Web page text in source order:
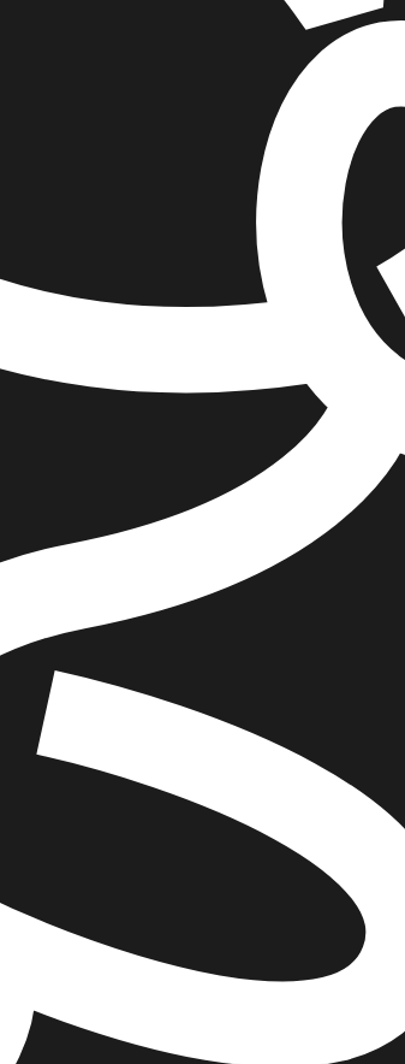
איזה פורמט בא לך?
32 מחיר קודם:
במבצע עד:
31/08/2026